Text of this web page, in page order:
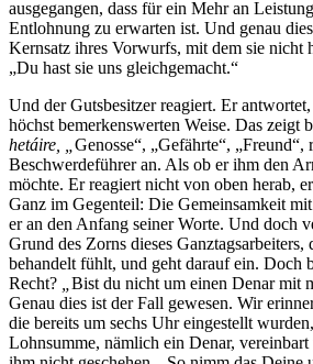
ausgegangen, dass für ein Mehr an
Entlohnung zu erwarten ist. Und genau
Kernsatz ihres Vorwurfs, mit dem sie nicht
„Du hast sie uns gleichgemacht.“
Und der Gutsbesitzer reagiert. Er
höchst bemerkenswerten Weise. Das zeigt
hetáire, „ Genosse“, „Gefährte“, „Freund“,
Beschwerdeführer an. Als ob er ihm den
möchte. Er reagiert nicht von oben herab,
Ganz im Gegenteil: Die Gemeinsamkeit
er an den Anfang seiner Worte. Und doch
Grund des Zorns dieses Ganztagsarbeiters,
behandelt fühlt, und geht darauf ein. Doch
Recht?
Bist du nicht um einen Denar mit
Genau dies ist der Fall gewesen. Wir
die bereits um sechs Uhr eingestellt
Lohnsumme, nämlich ein Denar,